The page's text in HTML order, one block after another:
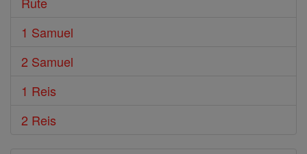
1 Samuel
2 Samuel
1 Reis
2 Reis